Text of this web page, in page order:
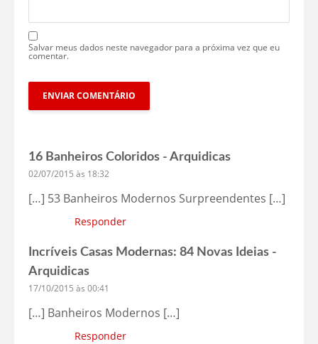
Salvar meus dados neste navegador para a próxima vez que eu
comentar.
16 Banheiros Coloridos - Arquidicas
02/07/2015 às 18:32
[…] 53 Banheiros Modernos Surpreendentes […]
Responder
Incríveis Casas Modernas: 84 Novas Ideias -
Arquidicas
17/10/2015 às 00:41
[…] Banheiros Modernos […]
Responder